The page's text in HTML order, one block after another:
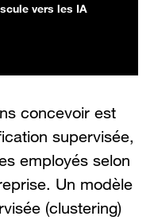
vers les IA
concevoir est
supervisée,
employés selon
Un modèle
(clustering)